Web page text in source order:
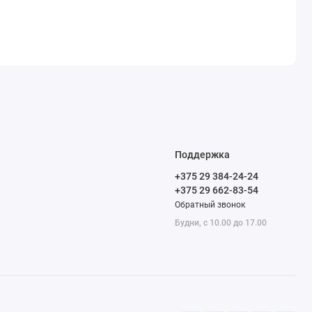
Поддержка
+375 29 384-24-24
+375 29 662-83-54
Обратный звонок
Будни, с 10.00 до 17.00